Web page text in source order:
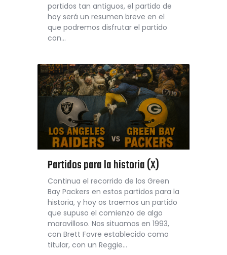
partidos tan antiguos, el partido de
hoy será un resumen breve en el
que podremos disfrutar el partido
con…
Partidos para la historia (X)
Continua el recorrido de los Green
Bay Packers en estos partidos para la
historia, y hoy os traemos un partido
que supuso el comienzo de algo
maravilloso. Nos situamos en 1993,
con Brett Favre establecido como
titular, con un Reggie…